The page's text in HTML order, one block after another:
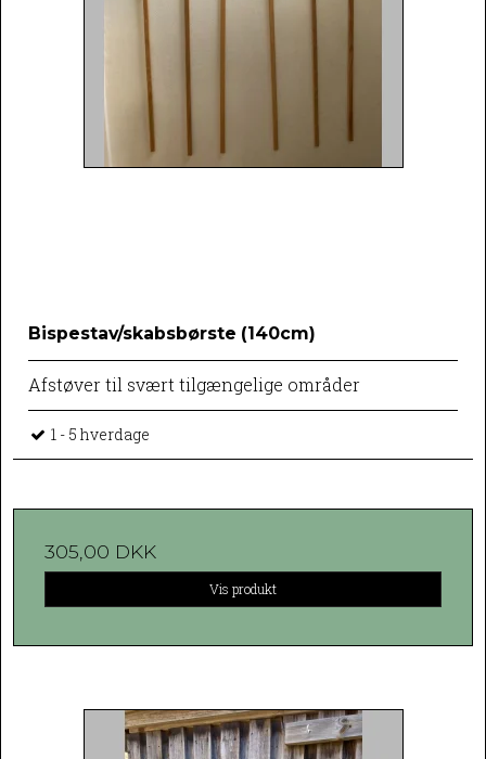
Bispestav/skabsbørste (140cm)
Afstøver til svært tilgængelige områder
1 - 5 hverdage
305,00 DKK
Vis produkt